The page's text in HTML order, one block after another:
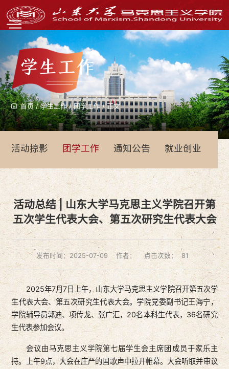
学生工作
首页/学生工作/团学工作 /正文
活动掠影 团学工作 通知公告 就业创业
活动总结 | 山东大学马克思主义学院召开第
五次学生代表大会、第五次研究生代表大会
发布时间：2025-07-09 作者： 点击次数： 81
2025年7月7日上午，山东大学马克思主义学院召开第五次学
生代表大会、第五次研究生代表大会。学院党委副书记王海宁，
学院辅导员郭迪、项传龙、张广汇，20名本科生代表，36名研究
生代表参加会议。
会议由马克思主义学院第七届学生会主席团成员于家乐主
持。上午9点，大会在庄严的国歌声中拉开帷幕。大会听取并审议